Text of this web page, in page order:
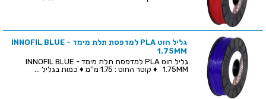
גליל חוט PLA למדפסת תלת מימד - INNOFIL BLUE
1.75MM
גליל חוט PLA למדפסת תלת מימד - INNOFIL BLUE
1.75MM ♦ קוטר החוט : 1.75 מ''מ ♦ כמות בגליל ...